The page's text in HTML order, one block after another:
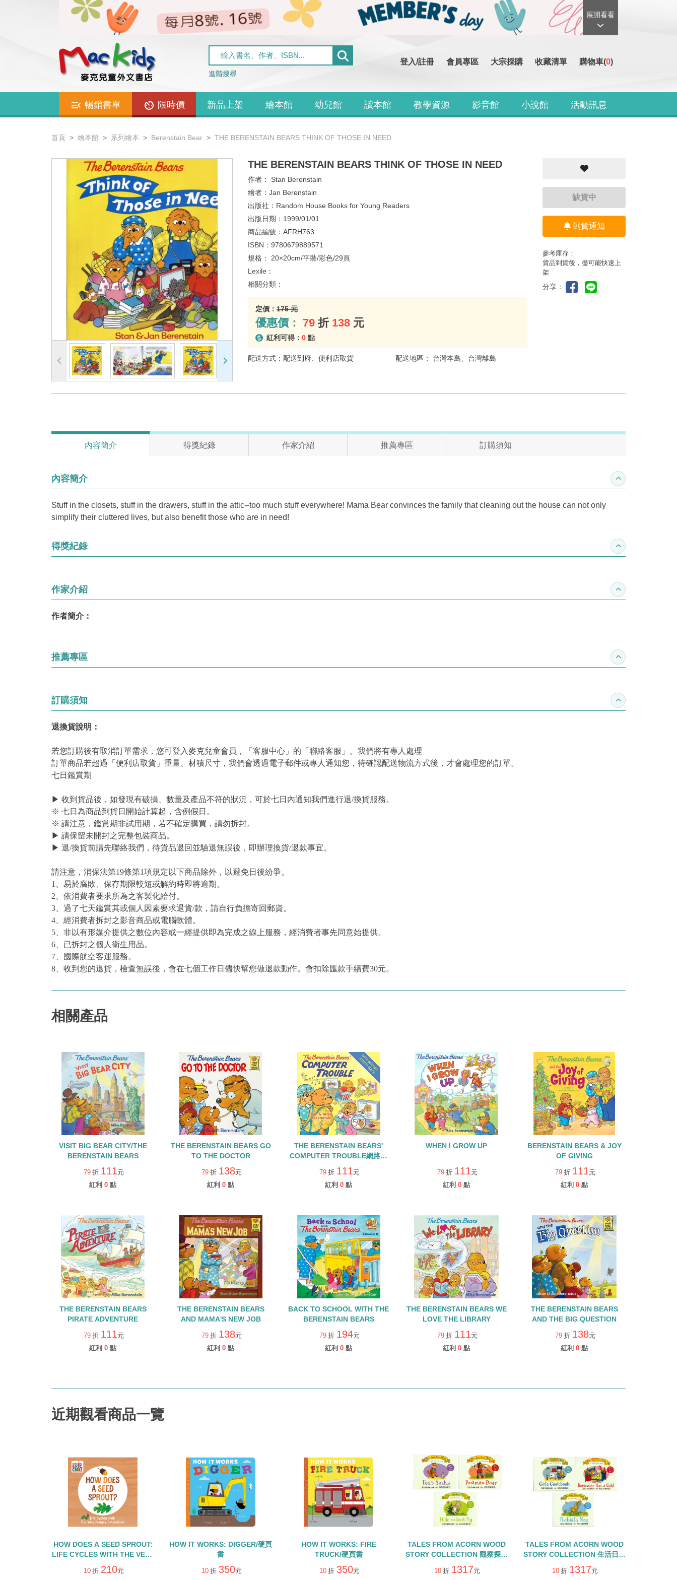
展開看看
進階搜尋
登入/註冊 會員專區 大宗採購 收藏清單 購物車(0)
暢銷書單 限時價 新品上架 繪本館 幼兒館 讀本館 教學資源 影音館 小說館 活動訊息
首頁 繪本館 系列繪本 Berenstain Bear THE BERENSTAIN BEARS THINK OF THOSE IN NEED
THE BERENSTAIN BEARS THINK OF THOSE IN NEED
作者： Stan Berenstain
繪者： Jan Berenstain
出版社： Random House Books for Young Readers
出版日期： 1999/01/01
商品編號： AFRH763
ISBN： 9780679889571
規格： 20×20cm/平裝/彩色/29頁
Lexile：
相關分類：
定價： 175 元
優惠價： 79 折 138 元
紅利可得： 0 點
配送方式：配送到府、便利店取貨 配送地區： 台灣本島、台灣離島
缺貨中
到貨通知
參考庫存：
貨品到貨後，盡可能快速上
架
分享：
內容簡介 得獎紀錄 作家介紹 推薦專區 訂購須知
內容簡介 收合內容簡介
Stuff in the closets, stuff in the drawers, stuff in the attic--too much stuff everywhere! Mama Bear convinces the family that cleaning out the house can not only
simplify their cluttered lives, but also benefit those who are in need!
得獎紀錄 收合得獎紀錄
作家介紹 收合作家介紹
作者簡介：
推薦專區 收合推薦專區
訂購須知 收合訂購須知
退換貨說明：
若您訂購後有取消訂單需求，您可登入麥克兒童會員，「客服中心」的「聯絡客服」。我們將有專人處理
訂單商品若超過「便利店取貨」重量、材積尺寸，我們會透過電子郵件或專人通知您，待確認配送物流方式後，才會處理您的訂單。
七日鑑賞期
▶ 收到貨品後，如發現有破損、數量及產品不符的狀況，可於七日內通知我們進行退/換貨服務。
※ 七日為商品到貨日開始計算起，含例假日。
※ 請注意，鑑賞期非試用期，若不確定購買，請勿拆封。
▶ 請保留未開封之完整包裝商品。
▶ 退/換貨前請先聯絡我們，待貨品退回並驗退無誤後，即辦理換貨/退款事宜。
請注意，消保法第19條第1項規定以下商品除外，以避免日後紛爭。
1、易於腐敗、保存期限較短或解約時即將逾期。
2、依消費者要求所為之客製化給付。
3、過了七天鑑賞其或個人因素要求退貨/款，請自行負擔寄回郵資。
4、經消費者拆封之影音商品或電腦軟體。
5、非以有形媒介提供之數位內容或一經提供即為完成之線上服務，經消費者事先同意始提供。
6、已拆封之個人衛生用品。
7、國際航空客運服務。
8、收到您的退貨，檢查無誤後，會在七個工作日儘快幫您做退款動作。會扣除匯款手續費30元。
相關產品
VISIT BIG BEAR CITY/THE
BERENSTAIN BEARS
79 折 111元
紅利 0 點
THE BERENSTAIN BEARS GO
TO THE DOCTOR
79 折 138元
紅利 0 點
THE BERENSTAIN BEARS'
COMPUTER TROUBLE網路安
全英文繪本
79 折 111元
紅利 0 點
WHEN I GROW UP
79 折 111元
紅利 0 點
BERENSTAIN BEARS & JOY
OF GIVING
79 折 111元
紅利 0 點
THE BERENSTAIN BEARS
PIRATE ADVENTURE
79 折 111元
紅利 0 點
THE BERENSTAIN BEARS
AND MAMA'S NEW JOB
79 折 138元
紅利 0 點
BACK TO SCHOOL WITH THE
BERENSTAIN BEARS
79 折 194元
紅利 0 點
THE BERENSTAIN BEARS WE
LOVE THE LIBRARY
79 折 111元
紅利 0 點
THE BERENSTAIN BEARS
AND THE BIG QUESTION
79 折 138元
紅利 0 點
近期觀看商品一覽
HOW DOES A SEED SPROUT:
LIFE CYCLES WITH THE VERY
HUNGRY CATERPILLAR/硬頁
書
10 折 210元
HOW IT WORKS: DIGGER/硬頁
書
10 折 350元
HOW IT WORKS: FIRE
TRUCK/硬頁書
10 折 350元
TALES FROM ACORN WOOD
STORY COLLECTION 觀察探索
組/硬頁翻翻書+QR CODE
10 折 1317元
TALES FROM ACORN WOOD
STORY COLLECTION 生活日常
組/硬頁翻翻書+QR CODE
10 折 1317元